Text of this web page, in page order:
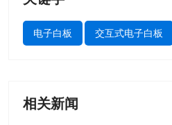
电子白板 交互式电子白板
相关新闻